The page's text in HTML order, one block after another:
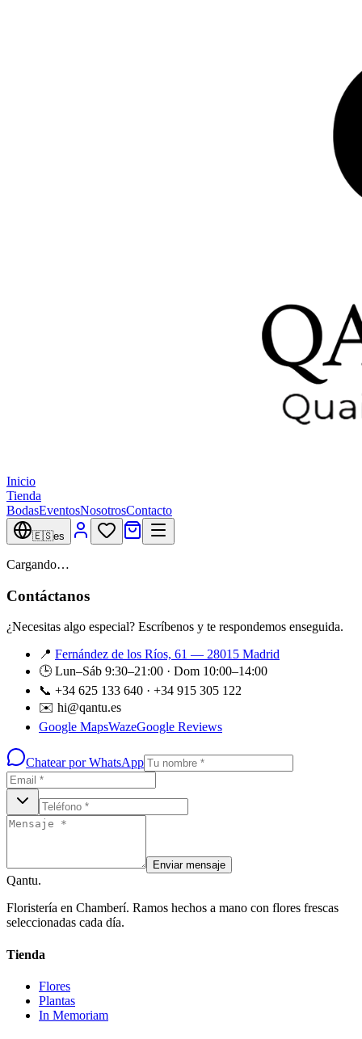
Inicio
Tienda
BodasEventosNosotrosContacto
🇪🇸es
Cargando…
Contáctanos
¿Necesitas algo especial? Escríbenos y te respondemos enseguida.
📍 Fernández de los Ríos, 61 — 28015 Madrid
🕒 Lun–Sáb 9:30–21:00 · Dom 10:00–14:00
📞 +34 625 133 640 · +34 915 305 122
✉️ hi@qantu.es
Google MapsWazeGoogle Reviews
Chatear por WhatsApp
Enviar mensaje
Qantu.
Floristería en Chamberí. Ramos hechos a mano con flores frescas
seleccionadas cada día.
Tienda
Flores
Plantas
In Memoriam